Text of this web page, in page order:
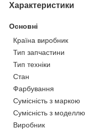
Характеристики
Основні
Країна виробник
Тип запчастини
Тип техніки
Стан
Фарбування
Сумісність з маркою
Сумісність з моделлю
Виробник